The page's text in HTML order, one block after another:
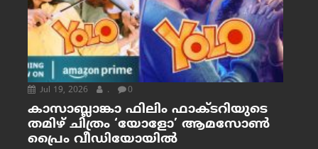
Jul 19, 2026 . 0
കാസാബ്ലാങ്കാ ഫിലിം ഫാക്ടറിയുടെ
തമിഴ് ചിത്രം ‘യോളോ’ ആമസോൺ
പ്രൈം വീഡിയോയിൽ